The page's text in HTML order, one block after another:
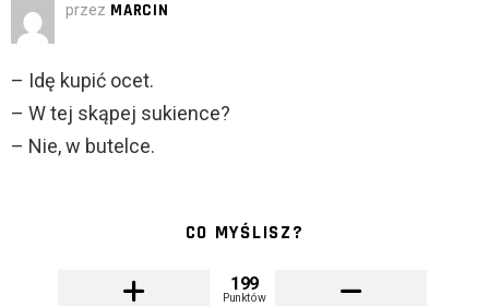
przez MARCIN
– Idę kupić ocet.
– W tej skąpej sukience?
– Nie, w butelce.
CO MYŚLISZ?
199
Punktów